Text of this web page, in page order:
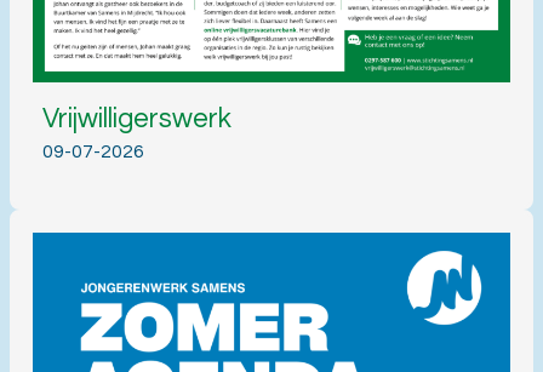
Vrijwilligerswerk
09-07-2026